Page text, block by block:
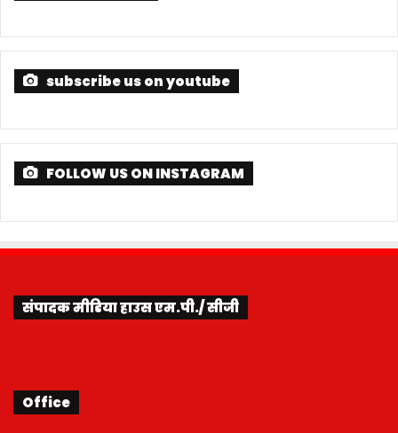
subscribe us on youtube
FOLLOW US ON INSTAGRAM
संपादक मीडिया हाउस एम.पी./ सीजी
Office